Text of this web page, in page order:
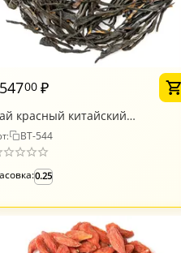
00 ₽
красный китайский
BT-544
0.25